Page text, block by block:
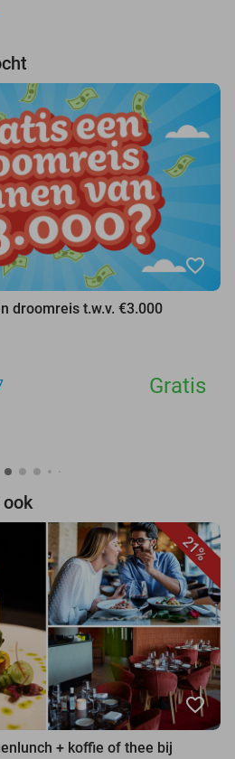
favorite_border
droomreis t.w.v. €3.000
Gratis
21%
favorite_border
+ koffie of thee bij